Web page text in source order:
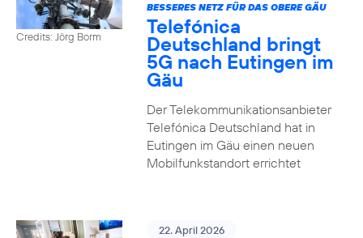
Credits: Jörg Borm
BESSERES NETZ FÜR DAS OBERE GÄU
Telefónica
Deutschland bringt
5G nach Eutingen im
Gäu
Der Telekommunikationsanbieter
Telefónica Deutschland hat in
Eutingen im Gäu einen neuen
Mobilfunkstandort errichtet
22. April 2026